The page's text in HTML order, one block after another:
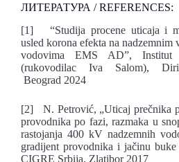
ЛИТЕРАТУРА / REFERENCES:
[1] “Studija procene uticaja i
usled korona efekta na nadzemnim
vodovima EMS AD”, Institut
(rukovodilac Iva Salom),
Beograd 2024
[2] N. Petrović, „Uticaj prečnika
provodnika po fazi, razmaka u
rastojanja 400 kV nadzemnih
gradijent provodnika i jačinu buke
CIGRE Srbija, Zlatibor 2017